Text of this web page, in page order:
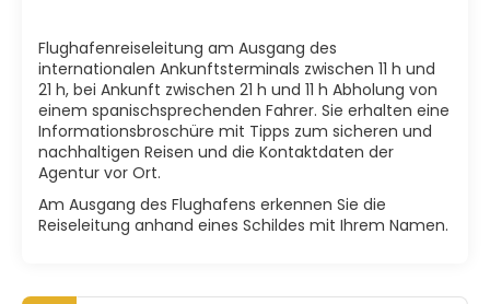
Flughafenreiseleitung am Ausgang des
internationalen Ankunftsterminals zwischen 11 h und
21 h, bei Ankunft zwischen 21 h und 11 h Abholung von
einem spanischsprechenden Fahrer. Sie erhalten eine
Informationsbroschüre mit Tipps zum sicheren und
nachhaltigen Reisen und die Kontaktdaten der
Agentur vor Ort.
Am Ausgang des Flughafens erkennen Sie die
Reiseleitung anhand eines Schildes mit Ihrem Namen.